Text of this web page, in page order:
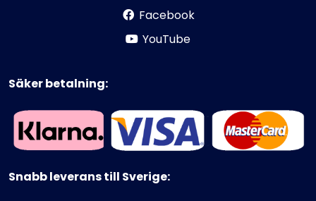
Facebook
YouTube
Säker betalning:
Snabb leverans till Sverige: